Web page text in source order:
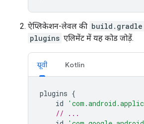
ऐप्लिकेशन-लेवल की build.gradle
plugins एलिमेंट में यह कोड जोड़ें.
ग्रूवी Kotlin
plugins {
id
// ...